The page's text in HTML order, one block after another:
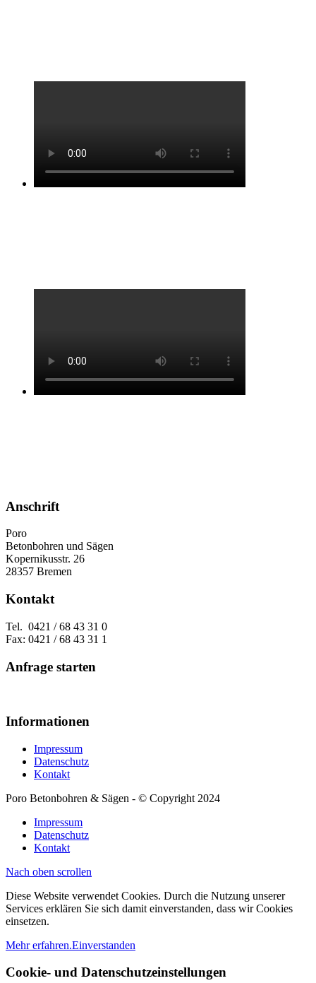
Anschrift
Poro
Betonbohren und Sägen
Kopernikusstr. 26
28357 Bremen
Kontakt
Tel. 0421 / 68 43 31 0
Fax: 0421 / 68 43 31 1
Anfrage starten
Informationen
Impressum
Datenschutz
Kontakt
Poro Betonbohren & Sägen - © Copyright 2024
Impressum
Datenschutz
Kontakt
Nach oben scrollen
Diese Website verwendet Cookies. Durch die Nutzung unserer
Services erklären Sie sich damit einverstanden, dass wir Cookies
einsetzen.
Mehr erfahren.Einverstanden
Cookie- und Datenschutzeinstellungen